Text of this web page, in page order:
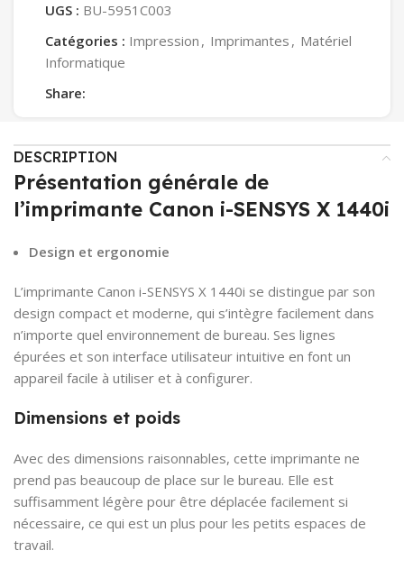
UGS : BU-5951C003
Catégories : Impression , Imprimantes , Matériel
Informatique
Share:
DESCRIPTION
Présentation générale de
l’imprimante Canon i-SENSYS X 1440i
Design et ergonomie
L’imprimante Canon i-SENSYS X 1440i se distingue par son
design compact et moderne, qui s’intègre facilement dans
n’importe quel environnement de bureau. Ses lignes
épurées et son interface utilisateur intuitive en font un
appareil facile à utiliser et à configurer.
Dimensions et poids
Avec des dimensions raisonnables, cette imprimante ne
prend pas beaucoup de place sur le bureau. Elle est
suffisamment légère pour être déplacée facilement si
nécessaire, ce qui est un plus pour les petits espaces de
travail.